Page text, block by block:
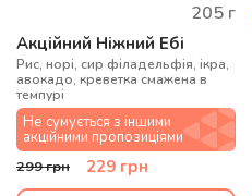
205 г
Акційний Ніжний Ебі
Рис, норі, сир філадельфія, ікра,
авокадо, креветка смажена в
темпурі
Не сумується з іншими
акційними пропозиціями
299грн 229 грн